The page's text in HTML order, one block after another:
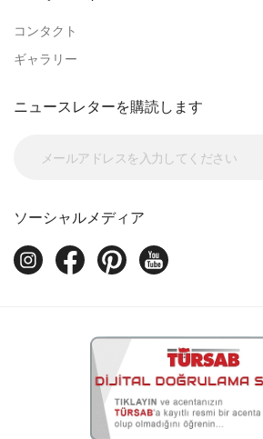
コンタクト
ギャラリー
ニュースレターを購読します
ソーシャルメディア